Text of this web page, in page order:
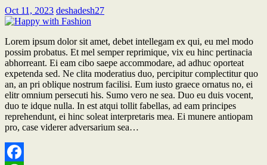
Oct 11, 2023 deshadesh27
Lorem ipsum dolor sit amet, debet intellegam ex qui, eu mel modo
possim probatus. Et mel semper reprimique, vix eu hinc pertinacia
abhorreant. Ei eam cibo saepe accommodare, ad adhuc oporteat
expetenda sed. Ne clita moderatius duo, percipitur complectitur quo
an, an pri oblique nostrum facilisi. Eum iusto graece ornatus no, ei
elitr omnium persecuti his. Sumo vero ne sea. Duo eu duis vocent,
duo te idque nulla. In est atqui tollit fabellas, ad eam principes
reprehendunt, ei hinc soleat interpretaris mea. Ei munere antiopam
pro, case viderer adversarium sea…